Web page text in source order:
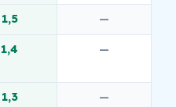
1,5 —
1,4 —
1,3 —